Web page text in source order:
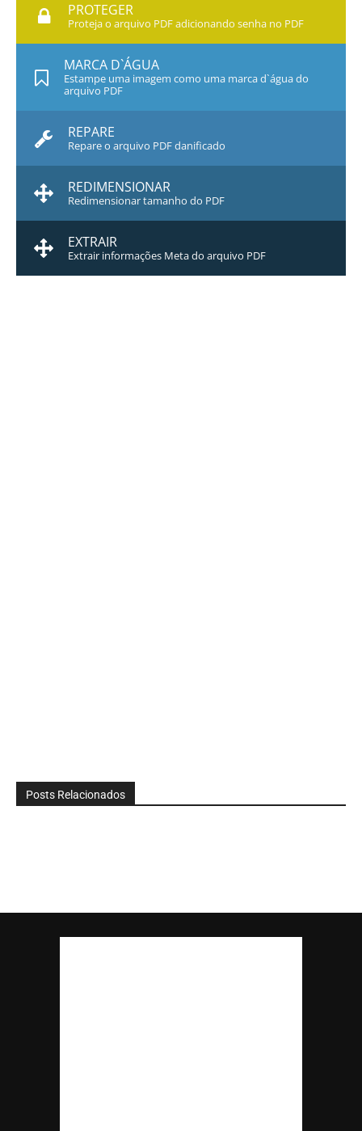
PROTEGER
Proteja o arquivo PDF adicionando senha no PDF
MARCA D`ÁGUA
Estampe uma imagem como uma marca d`água do
arquivo PDF
REPARE
Repare o arquivo PDF danificado
REDIMENSIONAR
Redimensionar tamanho do PDF
EXTRAIR
Extrair informações Meta do arquivo PDF
Posts Relacionados